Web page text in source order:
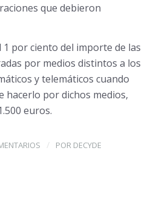
que debieron
1 por ciento del importe de las
por medios distintos a los
y telemáticos cuando
hacerlo por dichos medios,
euros.
/ POR DECYDE